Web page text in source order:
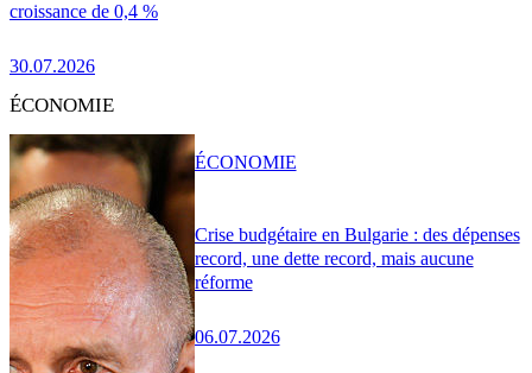
croissance de 0,4 %
30.07.2026
ÉCONOMIE
Crise budgétaire en Bulgarie : des dépenses
record, une dette record, mais aucune
réforme
06.07.2026
ÉCONOMIE